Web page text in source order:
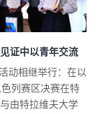
证中以青年交流
动相继举行：在以
列赛区决赛在特
由特拉维夫大学